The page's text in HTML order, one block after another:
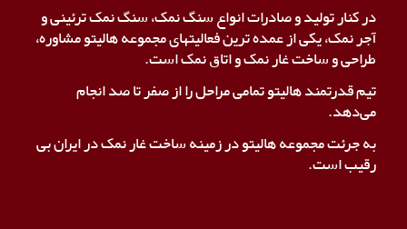
در کنار تولید و صادرات انواع سنگ نمک، سنگ نمک ترئینی و
آجر نمک، یکی از عمده ترین فعالیتهای مجموعه هالیتو مشاوره،
طراحی و ساخت غار نمک و اتاق نمک است.
تیم قدرتمند هالیتو تمامی مراحل را از صفر تا صد انجام
می‌دهد.
به جرئت مجموعه هالیتو در زمینه ساخت غار نمک در ایران بی
رقیب است.